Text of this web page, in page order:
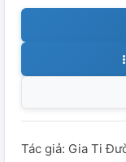
Tác giả: Gia Ti